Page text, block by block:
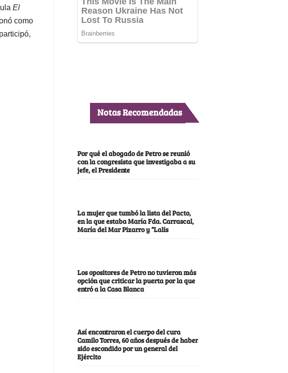
El
como
Notas Recomendadas
Por qué el abogado de Petro se reunió
con la congresista que investigaba a su
jefe, el Presidente
La mujer que tumbó la lista del Pacto,
en la que estaba María Fda. Carrascal,
María del Mar Pizarro y “Lalis
Los opositores de Petro no tuvieron más
opción que criticar la puerta por la que
entró a la Casa Blanca
Así encontraron el cuerpo del cura
Camilo Torres, 60 años después de haber
sido escondido por un general del
Ejército